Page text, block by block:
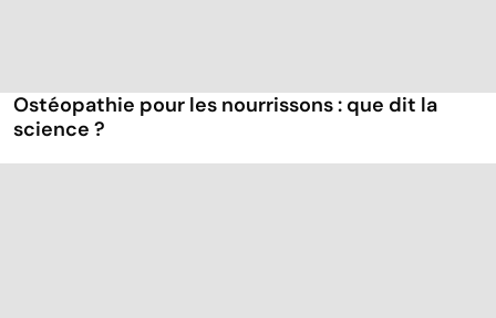
Ostéopathie pour les nourrissons : que dit la
science ?